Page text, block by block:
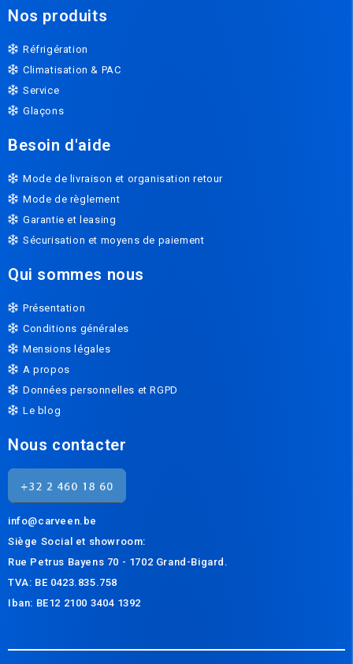
Nos produits
Réfrigération
Climatisation & PAC
Service
Glaçons
Besoin d'aide
Mode de livraison et organisation retour
Mode de règlement
Garantie et leasing
Sécurisation et moyens de paiement
Qui sommes nous
Présentation
Conditions générales
Mensions légales
A propos
Données personnelles et RGPD
Le blog
Nous contacter
info@carveen.be
Siège Social et showroom:
Rue Petrus Bayens 70 - 1702 Grand-Bigard.
TVA: BE 0423.835.758
Iban: BE12 2100 3404 1392